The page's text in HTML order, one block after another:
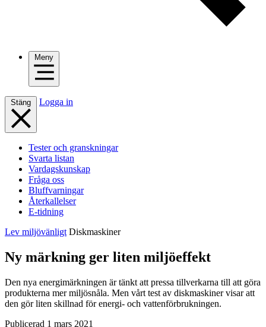
Meny
Stäng Logga in
Tester och granskningar
Svarta listan
Vardagskunskap
Fråga oss
Bluffvarningar
Återkallelser
E-tidning
Lev miljövänligt Diskmaskiner
Ny märkning ger liten miljöeffekt
Den nya energimärkningen är tänkt att pressa tillverkarna till att göra
produkterna mer miljösnåla. Men vårt test av disk­maskiner visar att
den gör liten skillnad för energi- och vattenförbrukningen.
Publicerad 1 mars 2021